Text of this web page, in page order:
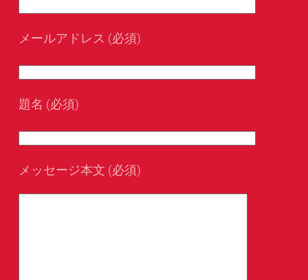
メールアドレス (必須)
題名 (必須)
メッセージ本文 (必須)